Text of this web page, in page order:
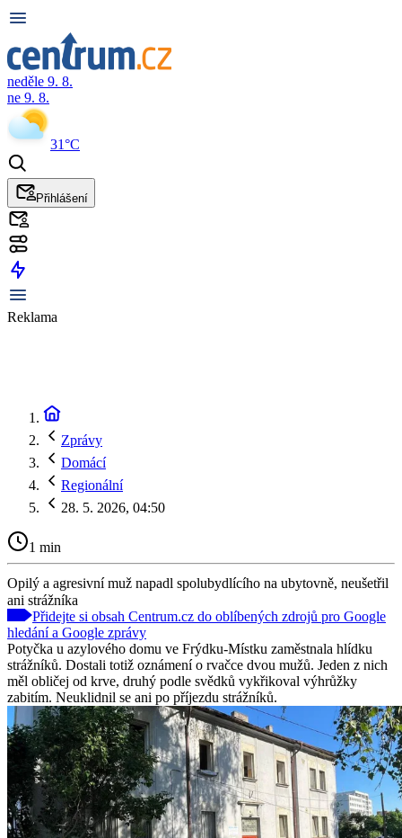
neděle 9. 8.
ne 9. 8.
31°C
Přihlášení
Reklama
Zprávy
Domácí
Regionální
28. 5. 2026, 04:50
1 min
Opilý a agresivní muž napadl spolubydlícího na ubytovně, neušetřil
ani strážníka
Přidejte si obsah Centrum.cz do oblíbených zdrojů pro Google
hledání a Google zprávy
Potyčka u azylového domu ve Frýdku-Místku zaměstnala hlídku
strážníků. Dostali totiž oznámení o rvačce dvou mužů. Jeden z nich
měl obličej od krve, druhý podle svědků vykřikoval výhrůžky
zabitím. Neuklidnil se ani po příjezdu strážníků.